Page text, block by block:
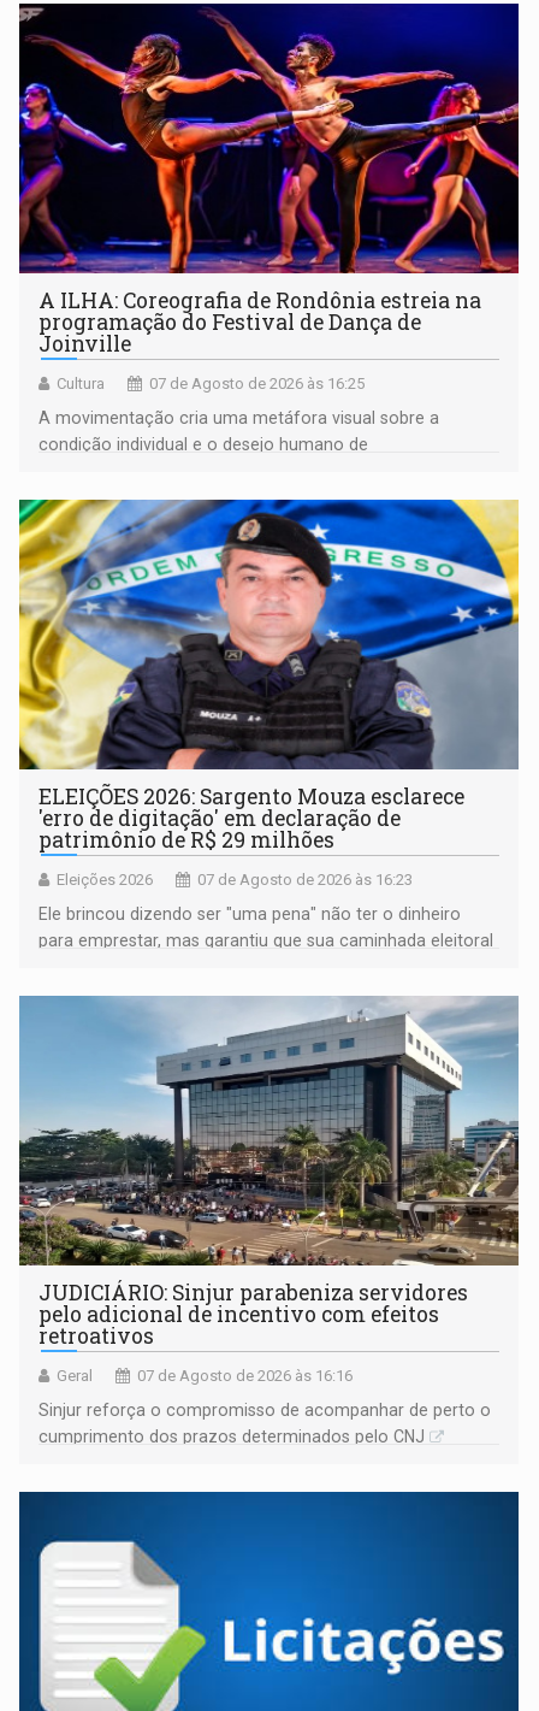
A ILHA: Coreografia de Rondônia estreia na
programação do Festival de Dança de
Joinville
Cultura 07 de Agosto de 2026 às 16:25
A movimentação cria uma metáfora visual sobre a
condição individual e o desejo humano de
ELEIÇÕES 2026: Sargento Mouza esclarece
'erro de digitação' em declaração de
patrimônio de R$ 29 milhões
Eleições 2026 07 de Agosto de 2026 às 16:23
Ele brincou dizendo ser "uma pena" não ter o dinheiro
para emprestar, mas garantiu que sua caminhada eleitoral
JUDICIÁRIO: Sinjur parabeniza servidores
pelo adicional de incentivo com efeitos
retroativos
Geral 07 de Agosto de 2026 às 16:16
Sinjur reforça o compromisso de acompanhar de perto o
cumprimento dos prazos determinados pelo CNJ